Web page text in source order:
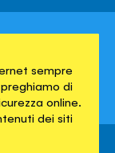
sempre
di
online.
dei siti